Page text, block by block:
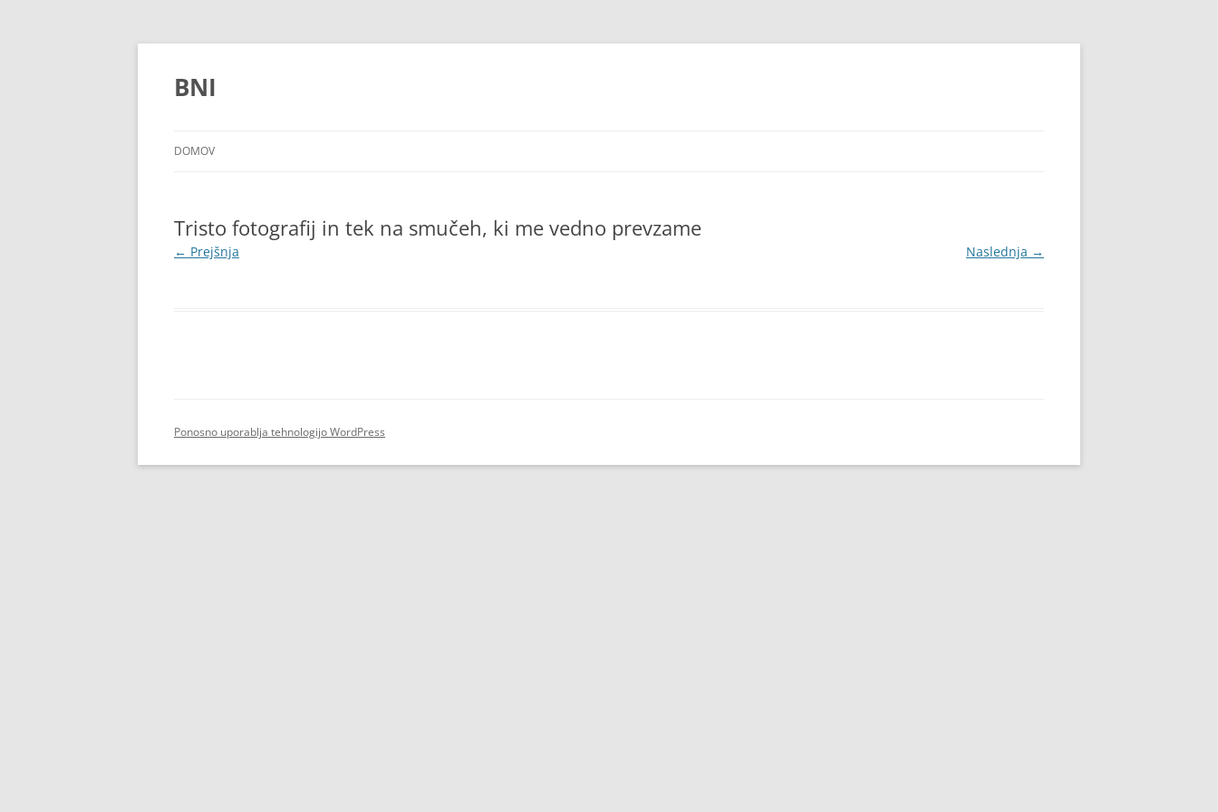
Preskoči
BNI
DOMOV
Tristo fotografij in tek na smučeh, ki me vedno prevzame
← Prejšnja Naslednja →
Ponosno uporablja tehnologijo WordPress